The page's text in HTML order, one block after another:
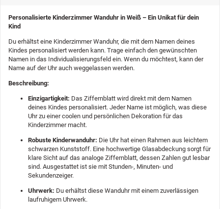
Personalisierte Kinderzimmer Wanduhr in Weiß – Ein Unikat für dein
Kind
Du erhältst eine Kinderzimmer Wanduhr, die mit dem Namen deines
Kindes personalisiert werden kann. Trage einfach den gewünschten
Namen in das Individualisierungsfeld ein. Wenn du möchtest, kann der
Name auf der Uhr auch weggelassen werden.
Beschreibung:
Einzigartigkeit: Das Ziffernblatt wird direkt mit dem Namen
deines Kindes personalisiert. Jeder Name ist möglich, was diese
Uhr zu einer coolen und persönlichen Dekoration für das
Kinderzimmer macht.
Robuste Kinderwanduhr: Die Uhr hat einen Rahmen aus leichtem
schwarzen Kunststoff. Eine hochwertige Glasabdeckung sorgt für
klare Sicht auf das analoge Ziffernblatt, dessen Zahlen gut lesbar
sind. Ausgestattet ist sie mit Stunden-, Minuten- und
Sekundenzeiger.
Uhrwerk: Du erhältst diese Wanduhr mit einem zuverlässigen
laufruhigem Uhrwerk.